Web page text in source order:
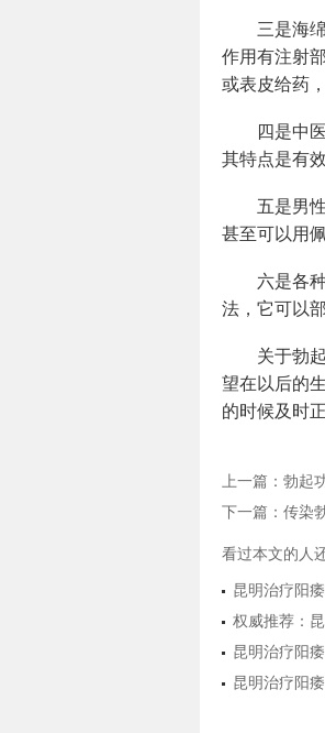
三是海
作用有注射
或表皮给药
四是中
其特点是有
五是男
甚至可以用
六是各
法，它可以
关于勃
望在以后的
的时候及时
上一篇： 勃起
下一篇： 传染
看过本文的人
昆明治疗阳
权威推荐：
昆明治疗阳
昆明治疗阳